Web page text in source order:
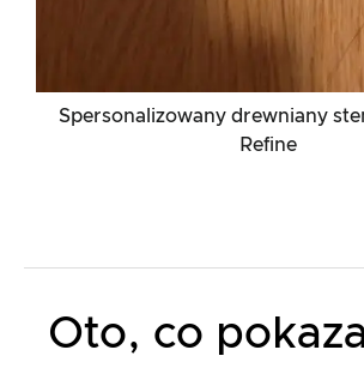
Spersonalizowany drewniany
Refine
Oto, co